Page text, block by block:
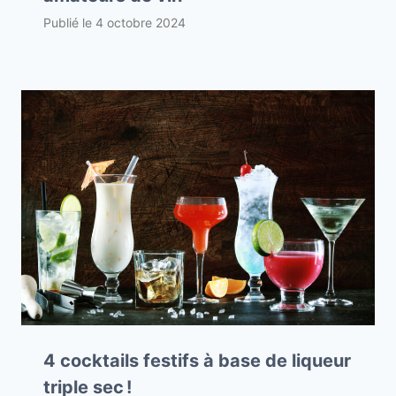
Publié le 4 octobre 2024
4 cocktails festifs à base de liqueur
triple sec !